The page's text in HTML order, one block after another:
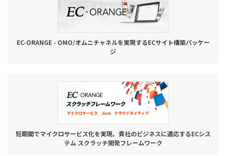
03-6432-0346
お問い合わせ
EC-ORANGE - OMO/オムニチャネルを実現するECサイト構築パッケー
ジ
短期間でマイクロサービス化を実現。貴社のビジネスに適応するECシス
テム スクラッチ開発フレームワーク